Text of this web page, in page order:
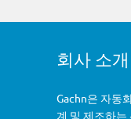
회사 소개
Gachn은 자동
계 및 제조하는